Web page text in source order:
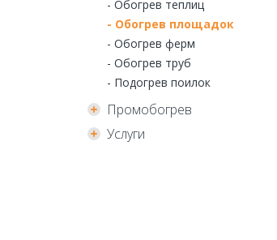
- Обогрев теплиц
- Обогрев площадок
- Обогрев ферм
- Обогрев труб
- Подогрев поилок
Промобогрев
Услуги